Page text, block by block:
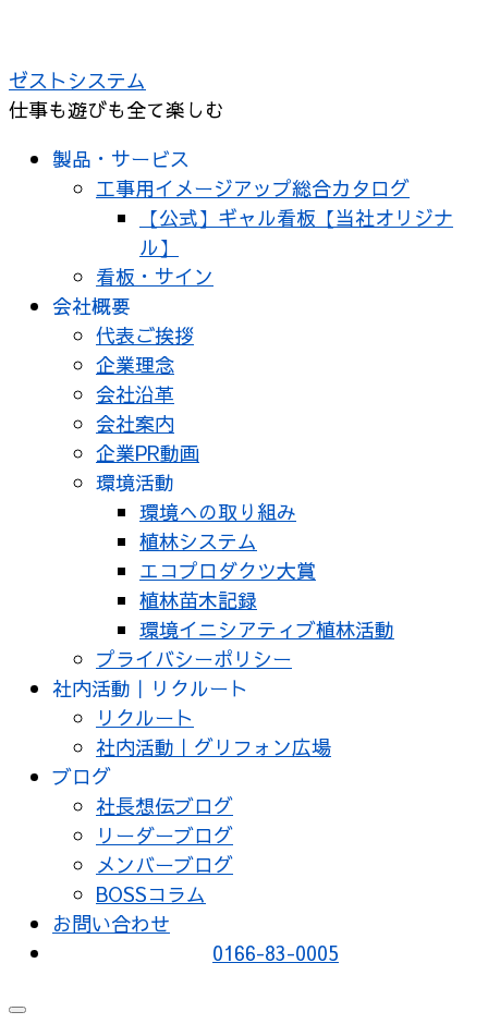
テ
ン
ゼストシステム
仕事も遊びも全て楽しむ
製品・サービス
工事用イメージアップ総合カタログ
【公式】ギャル看板【当社オリジナ
ル】
看板・サイン
会社概要
代表ご挨拶
企業理念
会社沿革
会社案内
企業PR動画
環境活動
環境への取り組み
植林システム
エコプロダクツ大賞
植林苗木記録
環境イニシアティブ植林活動
プライバシーポリシー
社内活動｜リクルート
リクルート
社内活動｜グリフォン広場
ブログ
社長想伝ブログ
リーダーブログ
メンバーブログ
BOSSコラム
お問い合わせ
0166-83-0005
メ